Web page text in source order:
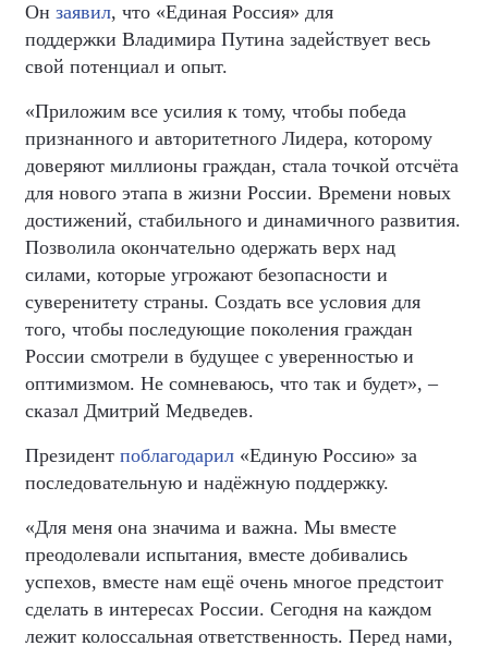
Он заявил, что «Единая Россия» для
поддержки Владимира Путина задействует весь
свой потенциал и опыт.
«Приложим все усилия к тому, чтобы победа
признанного и авторитетного Лидера, которому
доверяют миллионы граждан, стала точкой отсчёта
для нового этапа в жизни России. Времени новых
достижений, стабильного и динамичного развития.
Позволила окончательно одержать верх над
силами, которые угрожают безопасности и
суверенитету страны. Создать все условия для
того, чтобы последующие поколения граждан
России смотрели в будущее с уверенностью и
оптимизмом. Не сомневаюсь, что так и будет», –
сказал Дмитрий Медведев.
Президент поблагодарил «Единую Россию» за
последовательную и надёжную поддержку.
«Для меня она значима и важна. Мы вместе
преодолевали испытания, вместе добивались
успехов, вместе нам ещё очень многое предстоит
сделать в интересах России. Сегодня на каждом
лежит колоссальная ответственность. Перед нами,